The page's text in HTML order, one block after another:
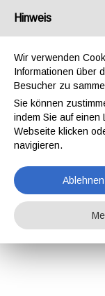
Hinweis
Wir verwenden
Informationen über
Besucher zu
Sie können
indem Sie auf
Webseite klicken
navigieren.
Ablehnen